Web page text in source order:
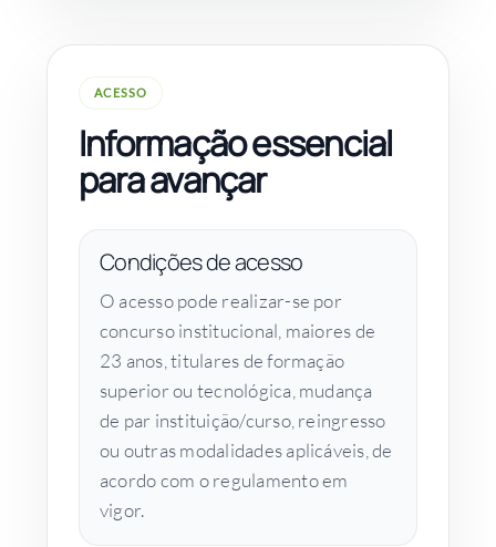
ACESSO
Informação essencial
para avançar
Condições de acesso
O acesso pode realizar-se por
concurso institucional, maiores de
23 anos, titulares de formação
superior ou tecnológica, mudança
de par instituição/curso, reingresso
ou outras modalidades aplicáveis, de
acordo com o regulamento em
vigor.